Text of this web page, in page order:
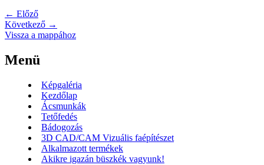
← Előző
Következő →
Vissza a mappához
Menü
Képgaléria
Kezdőlap
Ácsmunkák
Tetőfedés
Bádogozás
3D CAD/CAM Vizuális faépítészet
Alkalmazott termékek
Akikre igazán büszkék vagyunk!